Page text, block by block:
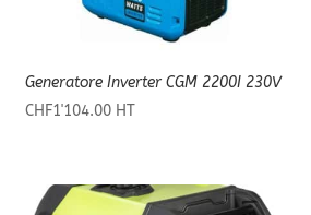
Generatore Inverter CGM 2200I 230V
CHF1'104.00 HT